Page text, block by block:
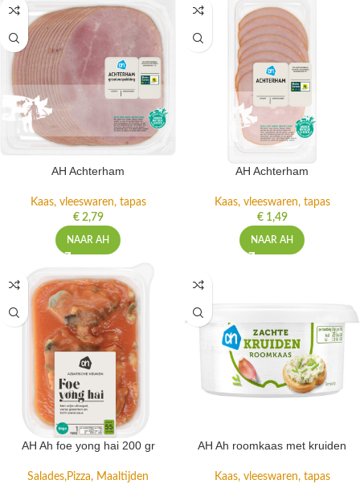
AH Achterham
Kaas, vleeswaren, tapas
€2,79
NAAR AH
AH Achterham
Kaas, vleeswaren, tapas
€1,49
NAAR AH
AH Ah foe yong hai 200 gr
Salades,Pizza, Maaltijden
AH Ah roomkaas met kruiden
Kaas, vleeswaren, tapas